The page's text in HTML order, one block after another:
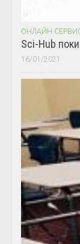
ОНЛАЙН
Sci-Hub
16/01/2021